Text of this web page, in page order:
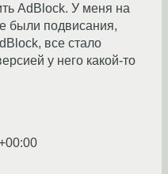
AdBlock. У меня на
были подвисания,
все стало
у него какой-то